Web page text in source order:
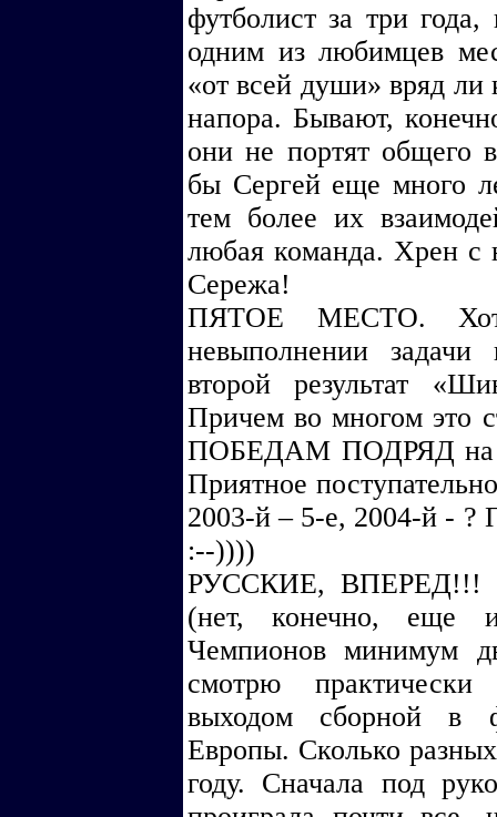
футболист за три
одним из любимцев
«от всей души» вряд ли
напора. Бывают,
они не портят общего
бы Сергей еще много
тем более их
любая команда. Хрен с
Сережа!
ПЯТОЕ МЕСТО.
невыполнении
второй результат
Причем во многом это
ПОБЕДАМ ПОДРЯД на
Приятное
2003-й – 5-е, 2004-й - ?
:--))))
РУССКИЕ, ВПЕРЕД!!!
(нет, конечно, еще
Чемпионов минимум
смотрю практически
выходом сборной в
Европы. Сколько
году. Сначала под